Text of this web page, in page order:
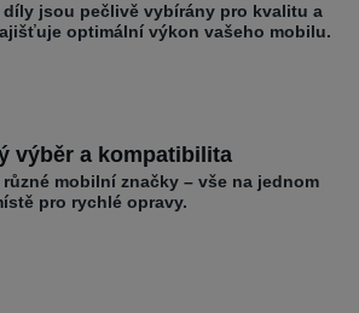
díly jsou pečlivě vybírány pro kvalitu a
optimální výkon vašeho mobilu.
výběr a kompatibilita
mobilní značky – vše na jednom
pro rychlé opravy.